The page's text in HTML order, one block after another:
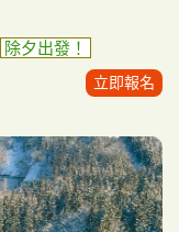
除夕出發！
立即報名